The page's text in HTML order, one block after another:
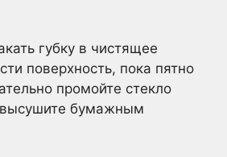
губку в чистящее
поверхность, пока пятно
промойте стекло
бумажным